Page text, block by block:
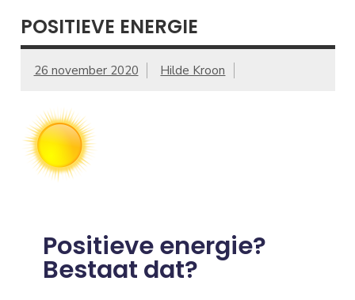
POSITIEVE ENERGIE
26 november 2020 Hilde Kroon
Positieve energie?
Bestaat dat?